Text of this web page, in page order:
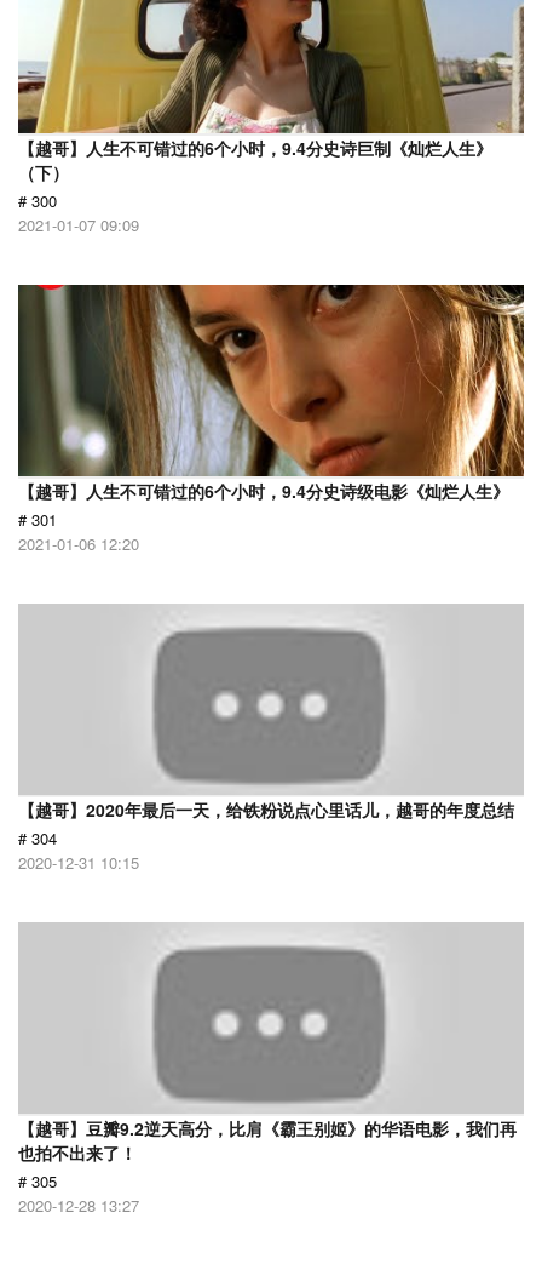
【越哥】人生不可错过的6个小时，9.4分史诗巨制《灿烂人生》
（下）
# 300
2021-01-07 09:09
【越哥】人生不可错过的6个小时，9.4分史诗级电影《灿烂人生》
# 301
2021-01-06 12:20
【越哥】2020年最后一天，给铁粉说点心里话儿，越哥的年度总结
# 304
2020-12-31 10:15
【越哥】豆瓣9.2逆天高分，比肩《霸王别姬》的华语电影，我们再
也拍不出来了！
# 305
2020-12-28 13:27